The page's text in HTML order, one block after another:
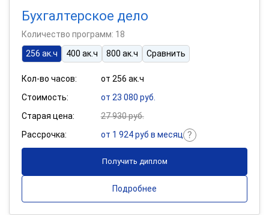
Бухгалтерское дело
Количество программ: 18
256 ак.ч
400 ак.ч 800 ак.ч Сравнить
Кол-во часов:
от 256 ак.ч
Стоимость:
от 23 080 руб.
Старая цена:
27 930 руб.
Рассрочка:
от 1 924 руб в месяц
Получить диплом
Подробнее